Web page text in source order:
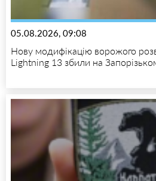
05.08.2026, 09:08
Нову модифікацію ворожого
Lightning 13 збили на